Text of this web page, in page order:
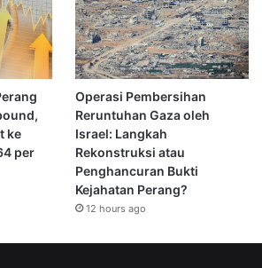
ke
per
Operasi Pembersihan
Reruntuhan Gaza oleh
Israel: Langkah
Rekonstruksi atau
Penghancuran Bukti
Kejahatan Perang?
12 hours ago